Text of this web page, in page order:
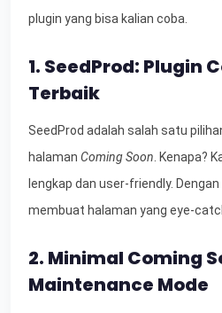
plugin yang bisa kalian coba.
1. SeedProd: Plugin
Terbaik
SeedProd adalah salah satu
halaman Coming Soon . Kenapa?
lengkap dan user-friendly.
membuat halaman yang eye-
2. Minimal Coming
Maintenance Mode